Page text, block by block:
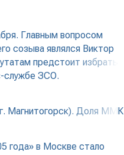
Главным вопросом
созыва являлся Виктор
предстоит избрать
службе ЗСО.
Магнитогорск). Доля ММК
года» в Москве стало